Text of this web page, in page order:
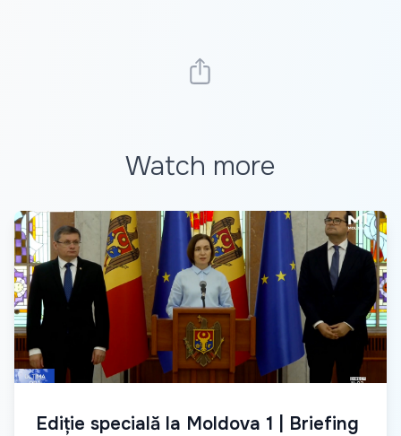
Watch more
Ediție specială la Moldova 1 | Briefing